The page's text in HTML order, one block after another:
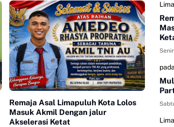
Remaja Asal Limapuluh Kota Lolos
Masuk Akmil Dengan jalur
Akselerasi Ketat